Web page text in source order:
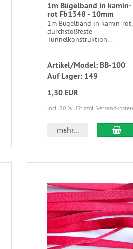
1m Bügelband in kamin-
rot Fb1348 - 10mm
1m Bügelband in kamin-rot,
durchstoßfeste
Tunnelkonstruktion...
Artikel/Model: BB-100
Auf Lager: 149
1,30 EUR
incl. 20 % UStzzgl. Versandkosten
mehr...